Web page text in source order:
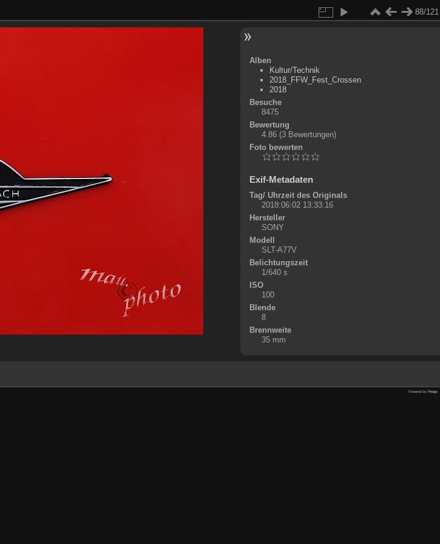
88/121
Alben
Kultur/Technik
2018_FFW_Fest_Crossen
2018
Besuche
8475
Bewertung
4.86 (3 Bewertungen)
Foto bewerten
Exif-Metadaten
Tag/ Uhrzeit des Originals
2018:06:02 13:33:16
Hersteller
SONY
Modell
SLT-A77V
Belichtungszeit
1/640 s
ISO
100
Blende
8
Brennweite
35 mm
Powered by Piwigo